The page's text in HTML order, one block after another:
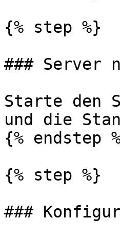
{% step %}
### Server
Starte den
und die
{% endstep
{% step %}
###